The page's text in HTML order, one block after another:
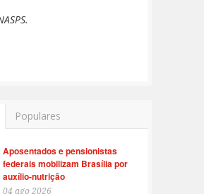
Populares
Aposentados e pensionistas
federais mobilizam Brasília por
auxílio-nutrição
04 ago 2026